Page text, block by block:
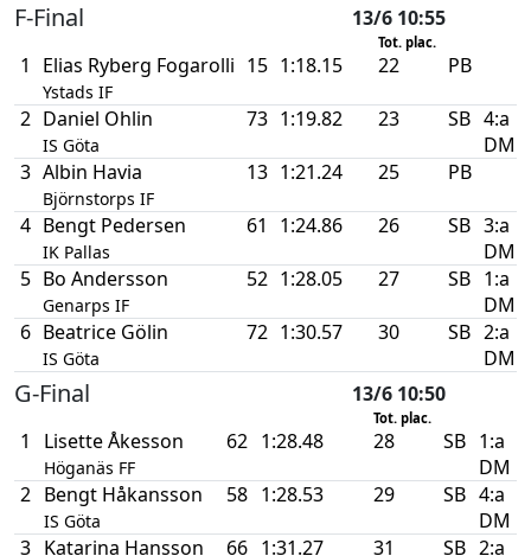
F-Final 13/6 10:55
Tot. plac.
1 Elias Ryberg Fogarolli
Ystads IF
15 1:18.15 22 PB
2 Daniel Ohlin
IS Göta
73 1:19.82 23 SB 4:a
DM
3 Albin Havia
Björnstorps IF
13 1:21.24 25 PB
4 Bengt Pedersen
IK Pallas
61 1:24.86 26 SB 3:a
DM
5 Bo Andersson
Genarps IF
52 1:28.05 27 SB 1:a
DM
6 Beatrice Gölin
IS Göta
72 1:30.57 30 SB 2:a
DM
G-Final 13/6 10:50
Tot. plac.
1 Lisette Åkesson
Höganäs FF
62 1:28.48 28 SB 1:a
DM
2 Bengt Håkansson
IS Göta
58 1:28.53 29 SB 4:a
DM
3 Katarina Hansson 66 1:31.27 31 SB 2:a